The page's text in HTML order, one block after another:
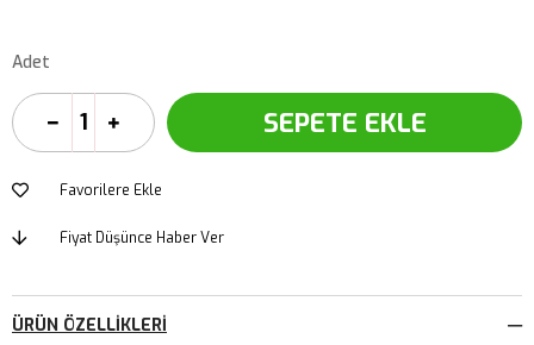
Adet
Favorilere Ekle
Fiyat Düşünce Haber Ver
ÜRÜN ÖZELLIKLERI